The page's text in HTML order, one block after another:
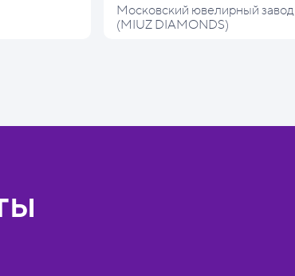
Московский ювелирный завод
(MIUZ DIAMONDS)